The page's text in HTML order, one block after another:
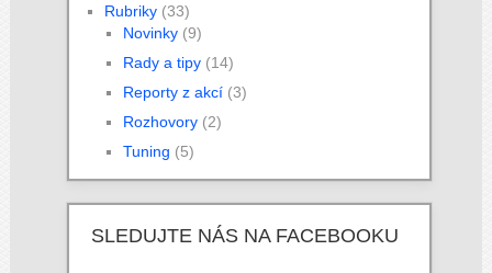
Rubriky(33)
Novinky(9)
Rady a tipy(14)
Reporty z akcí(3)
Rozhovory(2)
Tuning (5)
SLEDUJTE NÁS NA FACEBOOKU